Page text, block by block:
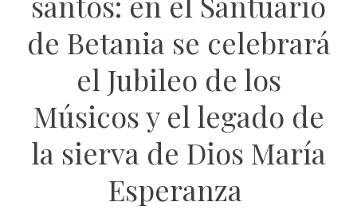
de Betania se celebrará
el Jubileo de los
Músicos y el legado de
la sierva de Dios María
Esperanza